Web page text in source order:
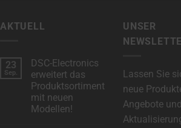
AKTUELL
23
Sep.
DSC-Electronics
erweitert das
Produktsortiment
mit neuen
Modellen!
UNSER
Lassen Sie
neue
Angebote